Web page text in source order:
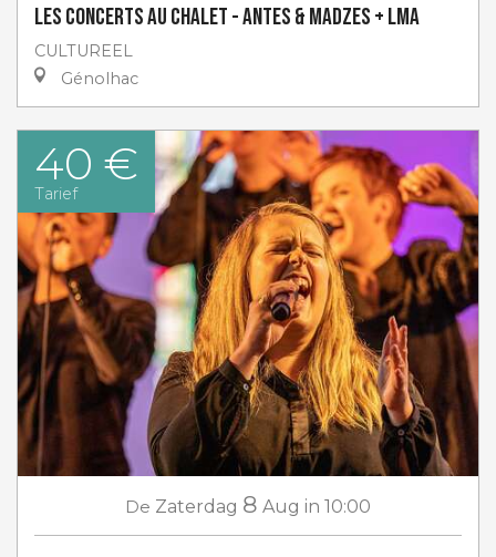
Les concerts au Chalet - Antes & Madzes + LMA
CULTUREEL
Génolhac
40 €
Tarief
De Zaterdag 8 Aug in 10:00